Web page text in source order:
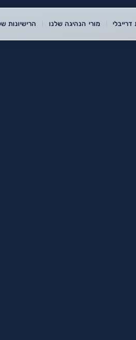
דרייבלי מורי הנהיגה שלנו הרישיונות